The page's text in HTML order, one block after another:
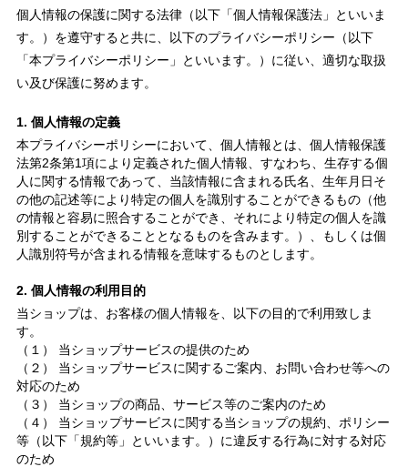
個人情報の保護に関する法律（以下「個人情報保護法」といいま
す。）を遵守すると共に、以下のプライバシーポリシー（以下
「本プライバシーポリシー」といいます。）に従い、適切な取扱
い及び保護に努めます。
1. 個人情報の定義
本プライバシーポリシーにおいて、個人情報とは、個人情報保護
法第2条第1項により定義された個人情報、すなわち、生存する個
人に関する情報であって、当該情報に含まれる氏名、生年月日そ
の他の記述等により特定の個人を識別することができるもの（他
の情報と容易に照合することができ、それにより特定の個人を識
別することができることとなるものを含みます。）、もしくは個
人識別符号が含まれる情報を意味するものとします。
2. 個人情報の利用目的
当ショップは、お客様の個人情報を、以下の目的で利用致しま
す。
（１） 当ショップサービスの提供のため
（２） 当ショップサービスに関するご案内、お問い合わせ等への
対応のため
（３） 当ショップの商品、サービス等のご案内のため
（４） 当ショップサービスに関する当ショップの規約、ポリシー
等（以下「規約等」といいます。）に違反する行為に対する対応
のため